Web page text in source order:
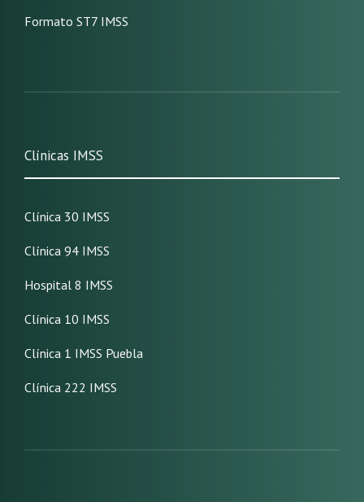
Formato ST7 IMSS
Clínicas IMSS
Clínica 30 IMSS
Clínica 94 IMSS
Hospital 8 IMSS
Clínica 10 IMSS
Clínica 1 IMSS Puebla
Clínica 222 IMSS